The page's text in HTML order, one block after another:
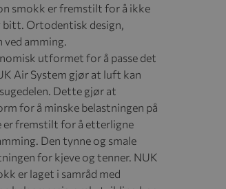
smokk er fremstilt for å ikke
bitt. Ortodentisk design,
amming.
utformet for å passe det
Air System gjør at luft kan
Dette gjør at
for å minske belastningen på
er fremstilt for å etterligne
Den tynne og smale
for kjeve og tenner. NUK
er laget i samråd med